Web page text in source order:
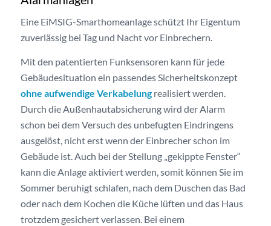
Eine EiMSIG-Smarthomeanlage schützt Ihr Eigentum
zuverlässig bei Tag und Nacht vor Einbrechern.
Mit den patentierten Funksensoren kann für jede
Gebäudesituation ein passendes Sicherheitskonzept
ohne aufwendige Verkabelungrealisiert werden.
Durch die Außenhautabsicherung wird der Alarm
schon bei dem Versuch des unbefugten Eindringens
ausgelöst, nicht erst wenn der Einbrecher schon im
Gebäude ist. Auch bei der Stellung „gekippte Fenster“
kann die Anlage aktiviert werden, somit können Sie im
Sommer beruhigt schlafen, nach dem Duschen das Bad
oder nach dem Kochen die Küche lüften und das Haus
trotzdem gesichert verlassen. Bei einem